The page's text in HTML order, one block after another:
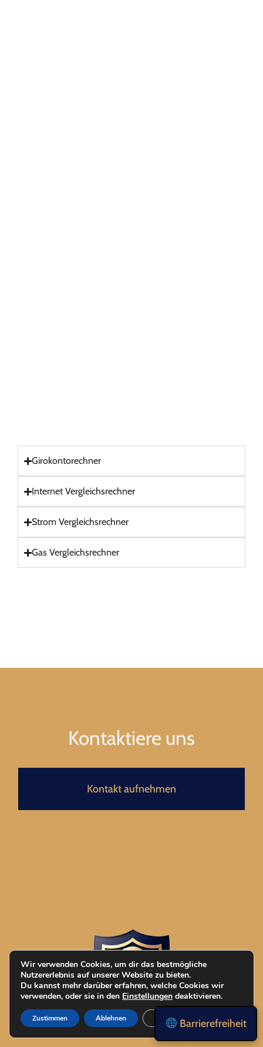
Girokontorechner
Internet Vergleichsrechner
Strom Vergleichsrechner
Gas Vergleichsrechner
Kontaktiere uns
Kontakt aufnehmen
Dein Schutzgeber Barrierefreiheit
Wir verwenden Cookies, um dir das bestmögliche
Nutzererlebnis auf unserer Website zu bieten.
Du kannst mehr darüber erfahren, welche Cookies wir
verwenden, oder sie in den Einstellungen deaktivieren.
Zustimmen Ablehnen Einstellungen